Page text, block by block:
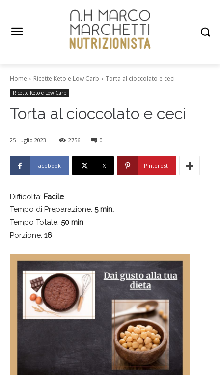
Home Ricette Keto e Low Carb Torta al cioccolato e ceci
Ricette Keto e Low Carb
Torta al cioccolato e ceci
25 Luglio 2023 2756 0
Facebook X Pinterest
Difficoltà: Facile
Tempo di Preparazione: 5 min.
Tempo Totale: 50 min
Porzione: 16